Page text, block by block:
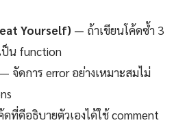
Yourself) — ถ้าเขียนโค้ดซ้ำ 3
ป็น function
— จัดการ error อย่างเหมาะสมไม่
ที่ดีอธิบายตัวเองได้ใช้ comment